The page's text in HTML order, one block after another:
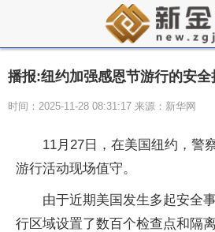
播报:纽约加强感恩节游行的安全
时间：2025-11-28 08:31:17 来源：新华网
11月27日，在美国纽约，警
游行活动现场值守。
由于近期美国发生多起安全
行区域设置了数百个检查点和隔